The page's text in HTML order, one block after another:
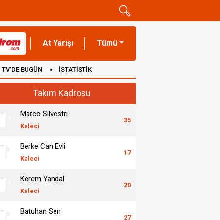
At Yarışı Tümü
TV'DE BUGÜN İSTATİSTİK
Takım Kadrosu
Marco Silvestri
Kaleci
35
Berke Can Evli
Kaleci
17
Kerem Yandal
Kaleci
20
Batuhan Sen
27